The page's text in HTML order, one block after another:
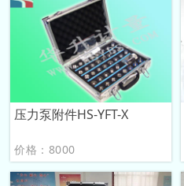
压力泵附件HS-YFT-X
价格：8000